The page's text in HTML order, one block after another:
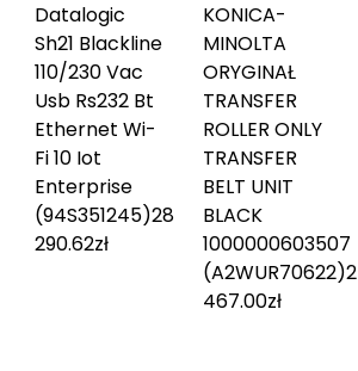
Datalogic
Sh21 Blackline
110/230 Vac
Usb Rs232 Bt
Ethernet Wi-
Fi 10 Iot
Enterprise
(94S351245)28
290.62zł
KONICA-
MINOLTA
ORYGINAŁ
TRANSFER
ROLLER ONLY
TRANSFER
BELT UNIT
BLACK
1000000603507
(A2WUR70622)2
467.00zł